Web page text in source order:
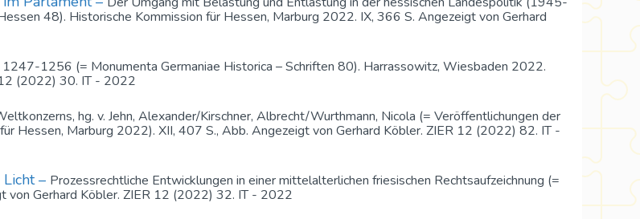
48). Historische Kommission für Hessen, Marburg 2022. IX, 366 S. Angezeigt von Gerhard
1256 (= Monumenta Germaniae Historica – Schriften 80). Harrassowitz, Wiesbaden 2022.
12 (2022) 30. IT - 2022
hg. v. Jehn, Alexander/Kirschner, Albrecht/Wurthmann, Nicola (= Veröffentlichungen der
Hessen, Marburg 2022). XII, 407 S., Abb. Angezeigt von Gerhard Köbler. ZIER 12 (2022) 82. IT -
– Prozessrechtliche Entwicklungen in einer mittelalterlichen friesischen Rechtsaufzeichnung (=
von Gerhard Köbler. ZIER 12 (2022) 32. IT - 2022